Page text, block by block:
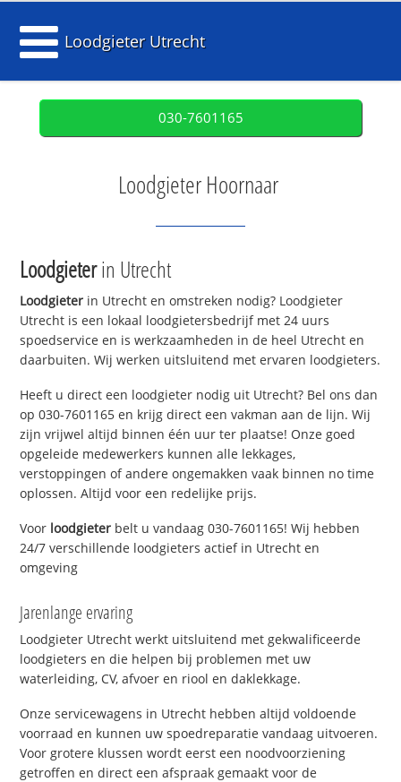
Loodgieter Utrecht
030-7601165
Loodgieter Hoornaar
Loodgieterin Utrecht
Loodgieter in Utrecht en omstreken nodig? Loodgieter
Utrecht is een lokaal loodgietersbedrijf met 24 uurs
spoedservice en is werkzaamheden in de heel Utrecht en
daarbuiten. Wij werken uitsluitend met ervaren loodgieters.
Heeft u direct een loodgieter nodig uit Utrecht? Bel ons dan
op 030-7601165 en krijg direct een vakman aan de lijn. Wij
zijn vrijwel altijd binnen één uur ter plaatse! Onze goed
opgeleide medewerkers kunnen alle lekkages,
verstoppingen of andere ongemakken vaak binnen no time
oplossen. Altijd voor een redelijke prijs.
Voor loodgieter belt u vandaag 030-7601165! Wij hebben
24/7 verschillende loodgieters actief in Utrecht en
omgeving
Jarenlange ervaring
Loodgieter Utrecht werkt uitsluitend met gekwalificeerde
loodgieters en die helpen bij problemen met uw
waterleiding, CV, afvoer en riool en daklekkage.
Onze servicewagens in Utrecht hebben altijd voldoende
voorraad en kunnen uw spoedreparatie vandaag uitvoeren.
Voor grotere klussen wordt eerst een noodvoorziening
getroffen en direct een afspraak gemaakt voor de